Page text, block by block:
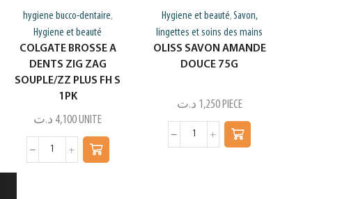
hygiene bucco-dentaire,
Hygiene et beauté
COLGATE BROSSE A
DENTS ZIG ZAG
SOUPLE/ZZ PLUS FH S
1PK
4,100 د.ت UNITE
Hygiene et beauté, Savon,
lingettes et soins des mains
OLISS SAVON AMANDE
DOUCE 75G
1,250 د.ت PIECE